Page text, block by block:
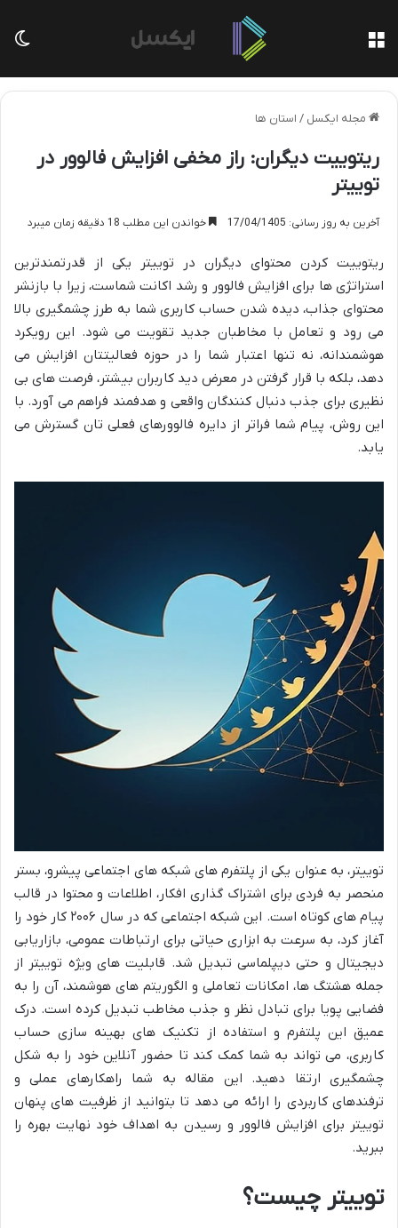
مجله ایکسل / استان ها
ریتوییت دیگران: راز مخفی افزایش فالوور در
توییتر
آخرین به روز رسانی: 17/04/1405 خواندن این مطلب 18 دقیقه زمان میبرد
ریتوییت کردن محتوای دیگران در توییتر یکی از قدرتمندترین
استراتژی ها برای افزایش فالوور و رشد اکانت شماست، زیرا با بازنشر
محتوای جذاب، دیده شدن حساب کاربری شما به طرز چشمگیری بالا
می رود و تعامل با مخاطبان جدید تقویت می شود. این رویکرد
هوشمندانه، نه تنها اعتبار شما را در حوزه فعالیتتان افزایش می
دهد، بلکه با قرار گرفتن در معرض دید کاربران بیشتر، فرصت های بی
نظیری برای جذب دنبال کنندگان واقعی و هدفمند فراهم می آورد. با
این روش، پیام شما فراتر از دایره فالوورهای فعلی تان گسترش می
یابد.
توییتر، به عنوان یکی از پلتفرم های شبکه های اجتماعی پیشرو، بستر
منحصر به فردی برای اشتراک گذاری افکار، اطلاعات و محتوا در قالب
پیام های کوتاه است. این شبکه اجتماعی که در سال ۲۰۰۶ کار خود را
آغاز کرد، به سرعت به ابزاری حیاتی برای ارتباطات عمومی، بازاریابی
دیجیتال و حتی دیپلماسی تبدیل شد. قابلیت های ویژه توییتر از
جمله هشتگ ها، امکانات تعاملی و الگوریتم های هوشمند، آن را به
فضایی پویا برای تبادل نظر و جذب مخاطب تبدیل کرده است. درک
عمیق این پلتفرم و استفاده از تکنیک های بهینه سازی حساب
کاربری، می تواند به شما کمک کند تا حضور آنلاین خود را به شکل
چشمگیری ارتقا دهید. این مقاله به شما راهکارهای عملی و
ترفندهای کاربردی را ارائه می دهد تا بتوانید از ظرفیت های پنهان
توییتر برای افزایش فالوور و رسیدن به اهداف خود نهایت بهره را
ببرید.
توییتر چیست؟